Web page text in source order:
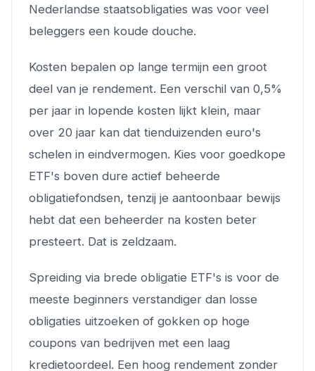
Nederlandse staatsobligaties was voor veel
beleggers een koude douche.
Kosten bepalen op lange termijn een groot
deel van je rendement. Een verschil van 0,5%
per jaar in lopende kosten lijkt klein, maar
over 20 jaar kan dat tienduizenden euro's
schelen in eindvermogen. Kies voor goedkope
ETF's boven dure actief beheerde
obligatiefondsen, tenzij je aantoonbaar bewijs
hebt dat een beheerder na kosten beter
presteert. Dat is zeldzaam.
Spreiding via brede obligatie ETF's is voor de
meeste beginners verstandiger dan losse
obligaties uitzoeken of gokken op hoge
coupons van bedrijven met een laag
kredietoordeel. Een hoog rendement zonder